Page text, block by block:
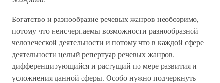
Богатство и разнообразие речевых жанров необозримо,
потому что неисчерпаемы возможности разнообразной
человеческой деятельности и потому что в каждой сфере
деятельности целый репертуар речевых жанров,
дифференцирующийся и растущий по мере развития и
усложнения данной сферы. Особо нужно подчеркнуть